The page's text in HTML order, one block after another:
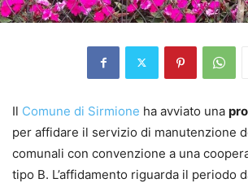
Il Comune di Sirmione ha avviato una
per affidare il servizio di manutenzione
comunali con convenzione a una
tipo B. L’affidamento riguarda il periodo